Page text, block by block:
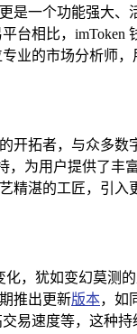
是一个功能强大
台相比，
的市场分析师
开拓者，与众多
，为用户提供了
精湛的工匠，引
，犹如变幻莫测
推出更新版本，如
易速度等，这种